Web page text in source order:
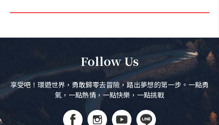
Follow Us
享受吧！環遊世界，勇敢歸零去冒險，踏出夢想的第一步。一點勇
氣，一點熱情，一點快樂，一點挑戰